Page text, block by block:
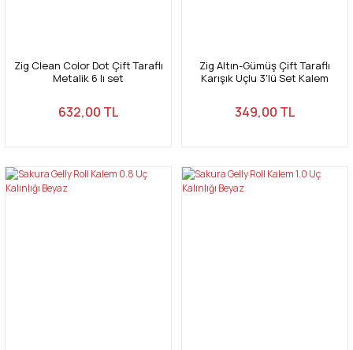
Zig Clean Color Dot Çift Taraflı
Metalik 6 lı set
632,00 TL
Zig Altın-Gümüş Çift Taraflı
Karışık Uçlu 3'lü Set Kalem
349,00 TL